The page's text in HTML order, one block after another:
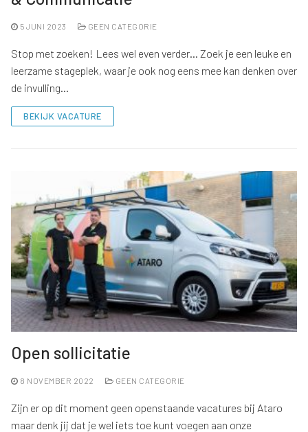
5 JUNI 2023 GEEN CATEGORIE
Stop met zoeken! Lees wel even verder… Zoek je een leuke en
leerzame stageplek, waar je ook nog eens mee kan denken over
de invulling…
BEKIJK VACATURE
Open sollicitatie
8 NOVEMBER 2022 GEEN CATEGORIE
Zijn er op dit moment geen openstaande vacatures bij Ataro
maar denk jij dat je wel iets toe kunt voegen aan onze